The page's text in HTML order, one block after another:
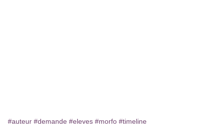
#auteur #demande #eleves #morfo #timeline